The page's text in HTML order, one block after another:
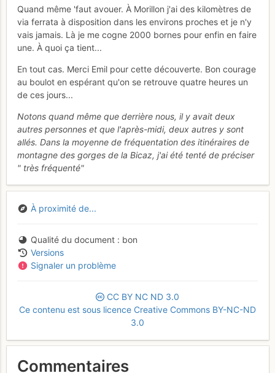
Quand même 'faut avouer. À Morillon j'ai des kilomètres de
via ferrata à disposition dans les environs proches et je n'y
vais jamais. Là je me cogne 2000 bornes pour enfin en faire
une. À quoi ça tient...
En tout cas. Merci Emil pour cette découverte. Bon courage
au boulot en espérant qu'on se retrouve quatre heures un
de ces jours...
Notons quand même que derrière nous, il y avait deux
autres personnes et que l'après-midi, deux autres y sont
allés. Dans la moyenne de fréquentation des itinéraires de
montagne des gorges de la Bicaz, j'ai été tenté de préciser
" très fréquenté"
À proximité de...
Qualité du document
bon
Versions
Signaler un problème
CC BY NC ND 3.0
Ce contenu est sous licence Creative Commons BY-NC-ND
3.0
Commentaires